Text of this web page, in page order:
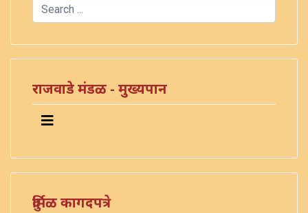
राजवाडे मंडळ - मुख्यपान
दुर्मिळ कागदपत्रे